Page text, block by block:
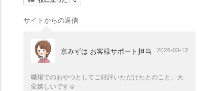
サイトからの返信
京みずは お客様サポート担当 2026-03-12
職場でのおやつとしてご好評いただけたとのこと、大
変嬉しいです☺️